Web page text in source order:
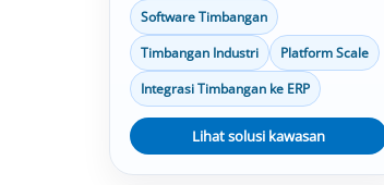
penimbangan untuk pabrik,
gudang, produksi, quality control,
logistik, dan distribusi. Solusi
timbangan industri, software
timbangan, platform scale, bench
scale, serta integrasi data timbang
dapat disesuaikan dengan
Software Timbangan
Timbangan Industri
Platform Scale
Integrasi Timbangan ke ERP
Lihat solusi kawasan